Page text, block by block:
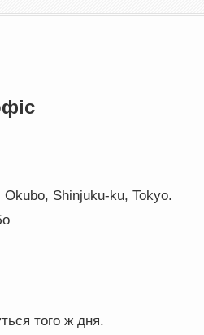
Shinjuku-ku, Tokyo.
того ж дня.